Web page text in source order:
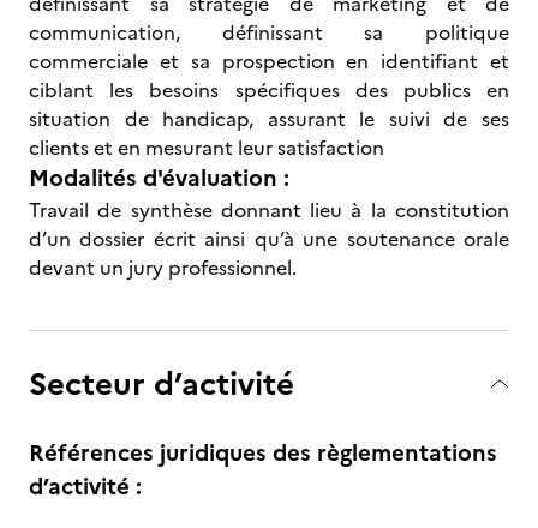
communication, définissant sa politique
commerciale et sa prospection en identifiant et
ciblant les besoins spécifiques des publics en
situation de handicap, assurant le suivi de ses
clients et en mesurant leur satisfaction
Modalités d'évaluation :
Travail de synthèse donnant lieu à la constitution
d’un dossier écrit ainsi qu’à une soutenance orale
devant un jury professionnel.
Secteur d’activité
Références juridiques des règlementations
d’activité :